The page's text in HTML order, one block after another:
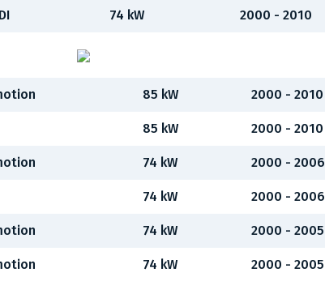
74 kW 2000 - 2010
85 kW 2000 - 2010
85 kW 2000 - 2010
74 kW 2000 - 2006
74 kW 2000 - 2006
74 kW 2000 - 2005
74 kW 2000 - 2005